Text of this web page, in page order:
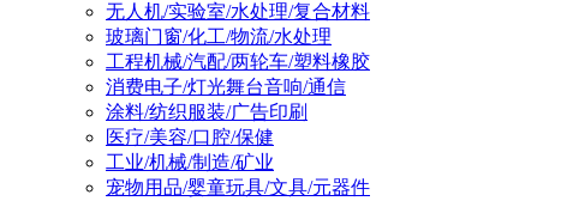
无人机/实验室/水处理/复合材料
玻璃门窗/化工/物流/水处理
工程机械/汽配/两轮车/塑料橡胶
消费电子/灯光舞台音响/通信
涂料/纺织服装/广告印刷
医疗/美容/口腔/保健
工业/机械/制造/矿业
宠物用品/婴童玩具/文具/元器件